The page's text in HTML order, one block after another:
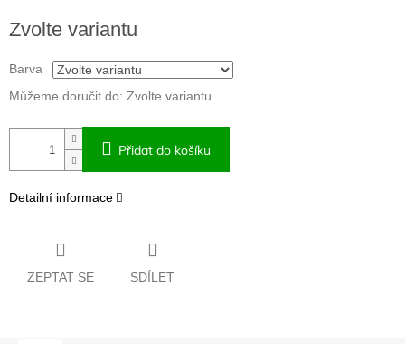
cena:
Zvolte variantu
Barva
Můžeme doručit do: Zvolte variantu
Přidat do košíku
Detailní informace
ZEPTAT SE SDÍLET